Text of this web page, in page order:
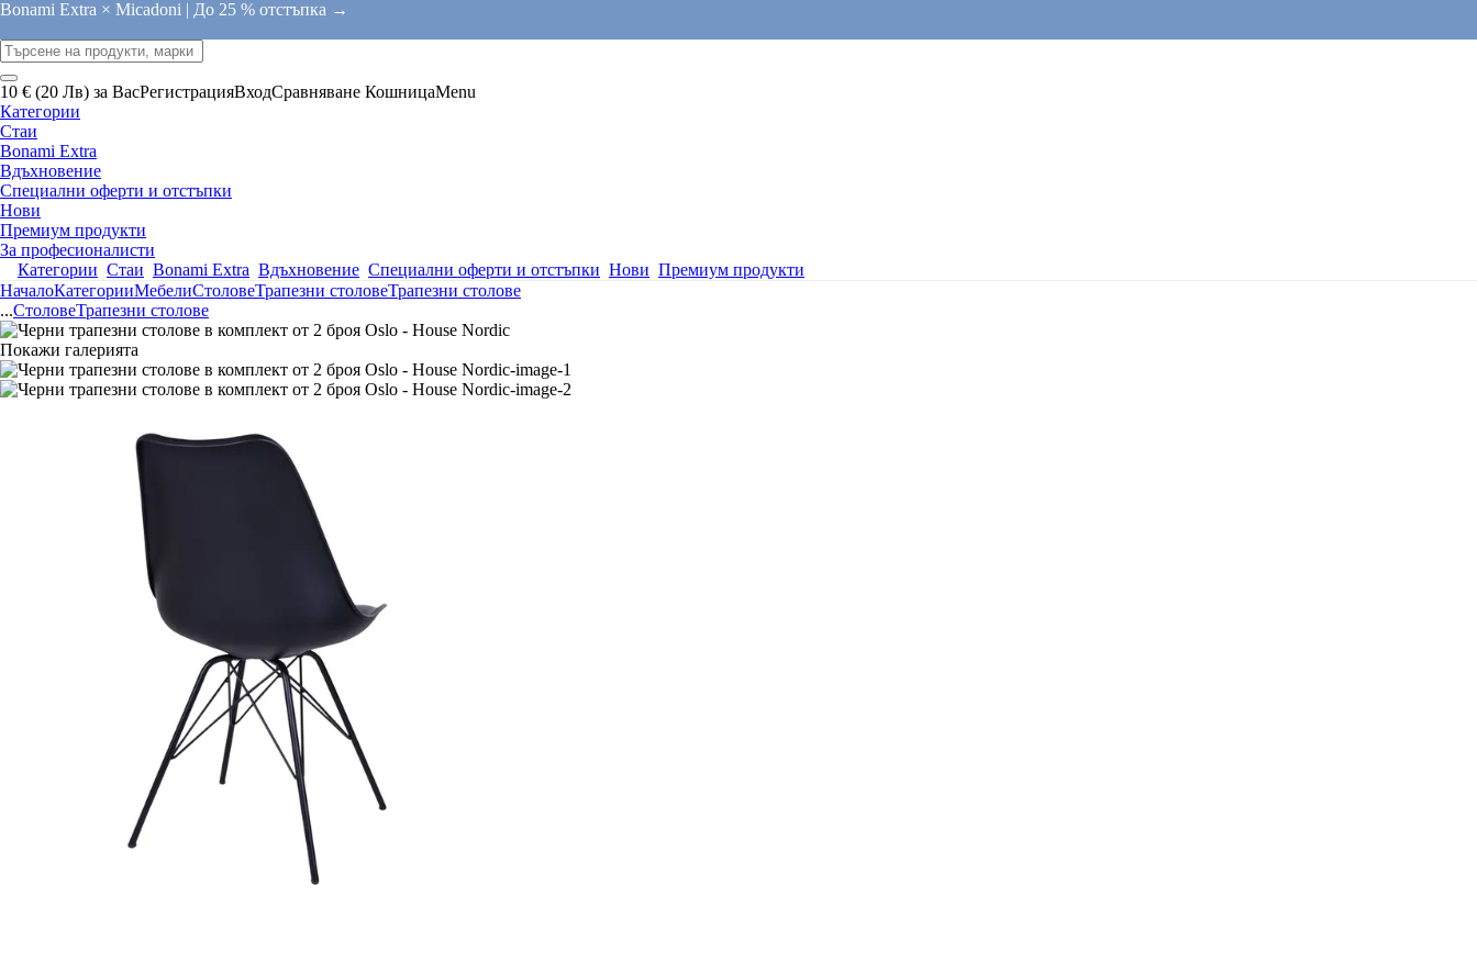
Bonami Extra × Micadoni | До 25 % отстъпка →
10 € (20 Лв) за ВасРегистрацияВходСравняване КошницаMenu
Категории
Стаи
Bonami Extra
Вдъхновение
Специални оферти и отстъпки
Нови
Премиум продукти
За професионалисти
Категории Стаи Bonami Extra Вдъхновение Специални оферти и отстъпки Нови Премиум продукти
НачалоКатегорииМебелиСтоловеТрапезни столовеТрапезни столове
...СтоловеТрапезни столове
Покажи галерията